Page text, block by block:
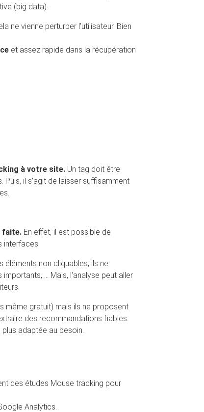
(big data).
ne vienne perturber l’utilisateur. Bien
et assez rapide dans la récupération
à votre site.Un tag doit être
il s’agit de laisser suffisamment
faite.En effet, il est possible de
interfaces.
éléments non cliquables, ils ne
… Mais, l‘analyse peut aller
même gratuit) mais ils ne proposent
des recommandations fiables.
adaptée au besoin.
des études Mouse tracking pour
Analytics.